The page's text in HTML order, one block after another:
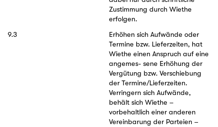
Zustimmung durch Wiethe
erfolgen.
9.3
Erhöhen sich Aufwände oder
Termine bzw. Lieferzeiten, hat
Wiethe einen Anspruch auf eine
angemes- sene Erhöhung der
Vergütung bzw. Verschiebung
der Termine/Lieferzeiten.
Verringern sich Aufwände,
behält sich Wiethe –
vorbehaltlich einer anderen
Vereinbarung der Parteien –